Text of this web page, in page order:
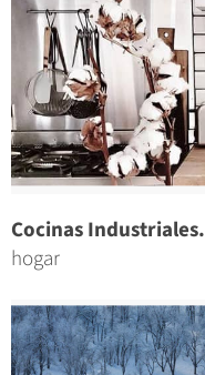
Cocinas Industriales.
hogar